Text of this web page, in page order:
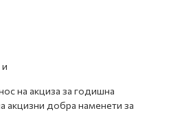
и
на акциза за годишна
акцизни добра наменети за